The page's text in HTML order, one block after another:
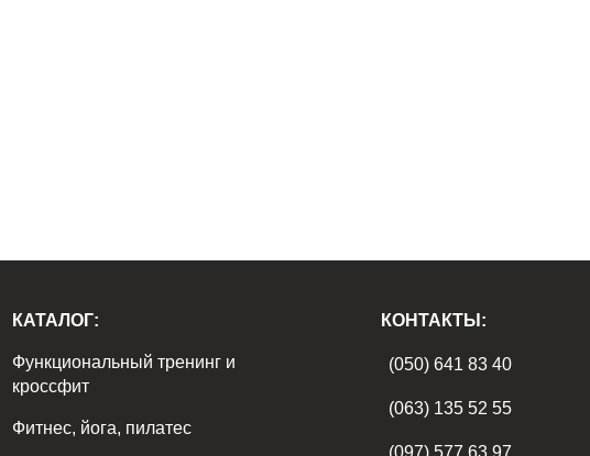
КАТАЛОГ:
Функциональный тренинг и
кроссфит
Фитнес, йога, пилатес
КОНТАКТЫ:
(050) 641 83 40
(063) 135 52 55
(097) 577 63 97